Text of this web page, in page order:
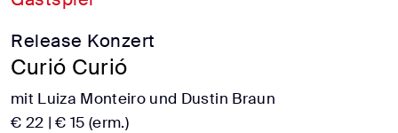
Release Konzert
Curió Curió
mit Luiza Monteiro und Dustin Braun
€ 22 | € 15 (erm.)